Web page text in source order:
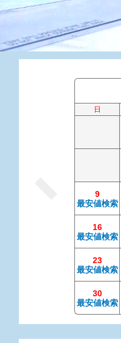
日
9
最安値検索
16
最安値検索
23
最安値検索
30
最安値検索